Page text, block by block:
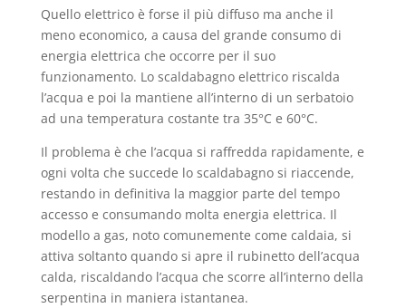
Quello elettrico è forse il più diffuso ma anche il
meno economico, a causa del grande consumo di
energia elettrica che occorre per il suo
funzionamento. Lo scaldabagno elettrico riscalda
l’acqua e poi la mantiene all’interno di un serbatoio
ad una temperatura costante tra 35°C e 60°C.
Il problema è che l’acqua si raffredda rapidamente, e
ogni volta che succede lo scaldabagno si riaccende,
restando in definitiva la maggior parte del tempo
accesso e consumando molta energia elettrica. Il
modello a gas, noto comunemente come caldaia, si
attiva soltanto quando si apre il rubinetto dell’acqua
calda, riscaldando l’acqua che scorre all’interno della
serpentina in maniera istantanea.